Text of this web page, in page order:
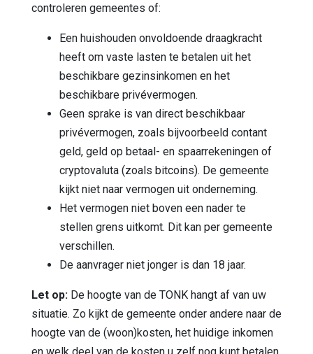
controleren gemeentes of:
Een huishouden onvoldoende draagkracht
heeft om vaste lasten te betalen uit het
beschikbare gezinsinkomen en het
beschikbare privévermogen.
Geen sprake is van direct beschikbaar
privévermogen, zoals bijvoorbeeld contant
geld, geld op betaal- en spaarrekeningen of
cryptovaluta (zoals bitcoins). De gemeente
kijkt niet naar vermogen uit onderneming.
Het vermogen niet boven een nader te
stellen grens uitkomt. Dit kan per gemeente
verschillen.
De aanvrager niet jonger is dan 18 jaar.
Let op: De hoogte van de TONK hangt af van uw
situatie. Zo kijkt de gemeente onder andere naar de
hoogte van de (woon)kosten, het huidige inkomen